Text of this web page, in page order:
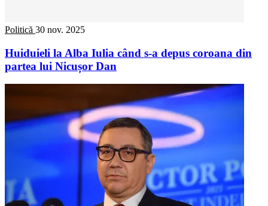
Politică 30 nov. 2025
Huiduieli la Alba Iulia când s-a depus coroana din
partea lui Nicușor Dan